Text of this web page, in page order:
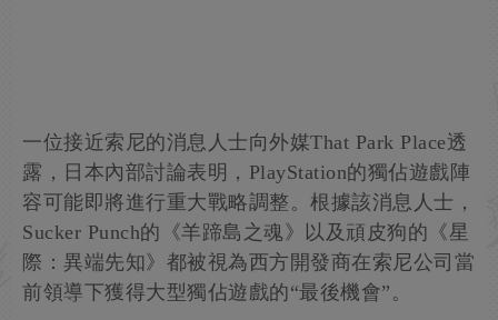
一位接近索尼的消息人士向外媒That Park Place透
露，日本內部討論表明，PlayStation的獨佔遊戲陣
容可能即將進行重大戰略調整。根據該消息人士，
Sucker Punch的《羊蹄島之魂》以及頑皮狗的《星
際：異端先知》都被視為西方開發商在索尼公司當
前領導下獲得大型獨佔遊戲的“最後機會”。